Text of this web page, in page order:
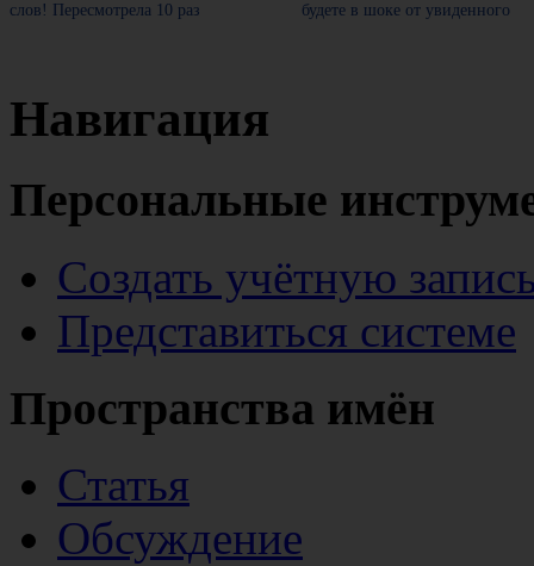
слов! Пересмотрела 10 раз
будете в шоке от увиденного
Навигация
Персональные
Создать учётную
Представиться системе
Пространства имён
Статья
Обсуждение